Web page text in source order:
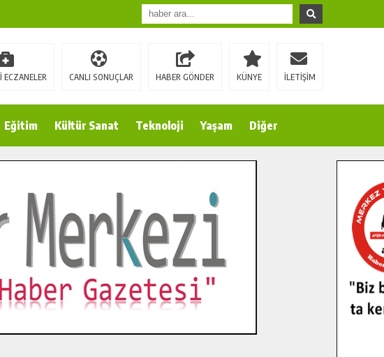
ECZANELER CANLI SONUÇLAR HABER GÖNDER KÜNYE İLETİŞİM
Eğitim Kültür Sanat Teknoloji Yaşam Diğer